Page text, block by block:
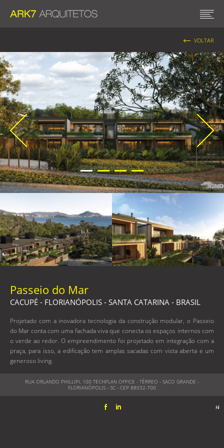
VOLTAR
Passeio do Mar
CACUPÉ - FLORIANÓPOLIS - SANTA CATARINA - BRASIL
Projetado com a inovadora tecnologia da construção modular, o Passeio
do Mar conta com uma fachada viva que conecta os espaços internos com
o verde ao redor. O empreendimento foi projetado em integração com a
praça, para isso, a edificação tem amplas sacadas com vista aberta e um
generoso living.
RUA ORLANDO PHILLIPI, 100 TECHPLAN OFFICE - TÉRREO - SACO GRANDE -
FLORIANÓPOLIS - SC - CEP 88032-700